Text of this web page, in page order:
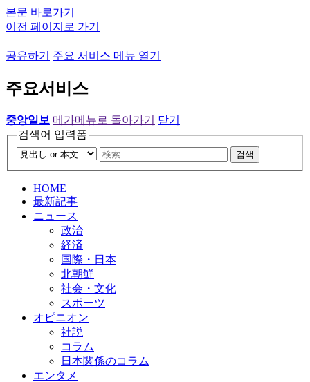
본문 바로가기
이전 페이지로 가기
공유하기 주요 서비스 메뉴 열기
주요서비스
중앙일보 메가메뉴로 돌아가기
닫기
검색어 입력폼
검색
HOME
最新記事
ニュース
政治
経済
国際・日本
北朝鮮
社会・文化
スポーツ
オピニオン
社説
コラム
日本関係のコラム
エンタメ